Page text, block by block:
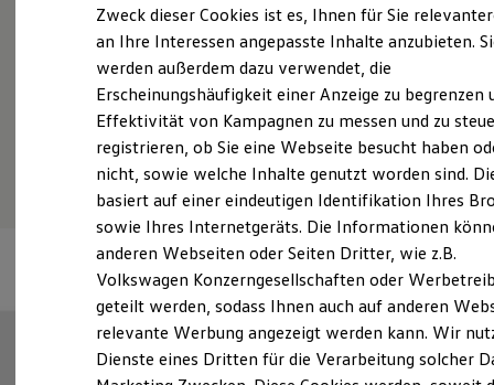
Laden
Laden unterwegs
Laden Zuhause
Ladezeitensimulator
Batterie
Sicherheit
Garantie und Lebensdauer
Nachhaltigkeit
Technologie
Kosten und Kauf
Verbrauchskosten
Kaufoptionen
E-Auto-Förderung
Software und Konnektivität
Die ID. Software 6
ID. Software Versionen und Updates
Digitale Extras
Schnittstellen zu Ihrem ID.
Fahrzeugangebot anfordern
Serviceanfrage stellen
Zweck dieser Cookies ist es, Ihnen für Sie
an Ihre Interessen angepasste Inhalte anzubieten.
werden außerdem dazu verwendet, die
Erscheinungshäufigkeit einer Anzeige zu begrenzen
Effektivität von Kampagnen zu messen und zu
registrieren, ob Sie eine Webseite besucht haben
nicht, sowie welche Inhalte genutzt worden sind.
basiert auf einer eindeutigen Identifikation Ihres
sowie Ihres Internetgeräts. Die Informationen
anderen Webseiten oder Seiten Dritter, wie z.B.
Volkswagen Konzerngesellschaften oder
geteilt werden, sodass Ihnen auch auf anderen
relevante Werbung angezeigt werden kann. Wir
Dienste eines Dritten für die Verarbeitung solcher